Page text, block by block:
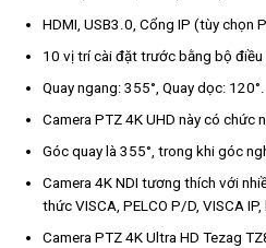
HDMI, USB3.0, Cổng IP (tùy chọn
10 vị trí cài đặt trước bằng bộ
Quay ngang: 355°, Quay dọc: 120°.
Camera PTZ 4K UHD này có chức
Góc quay là 355°, trong khi góc
Camera 4K NDI tương thích với
thức VISCA, PELCO P/D, VISCA
Camera PTZ 4K Ultra HD Tezag